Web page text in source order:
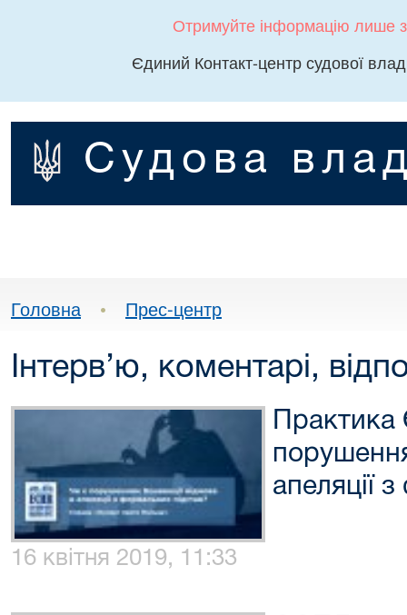
Отримуйте інформацію лише
Єдиний Контакт-центр судової
Судова
Головна • Прес-центр
Інтерв’ю, коментарі,
апеляції
16 квітня 2019, 11:33